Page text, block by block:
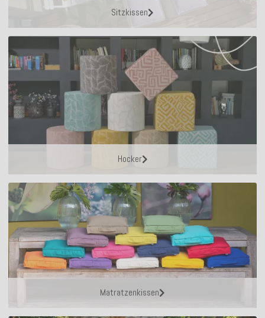
Sitzkissen
Hocker
Matratzenkissen